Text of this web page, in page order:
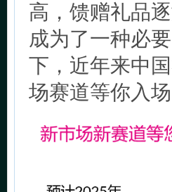
高，馈赠礼品
成为了一种必
下，近年来中
场赛道等你入场